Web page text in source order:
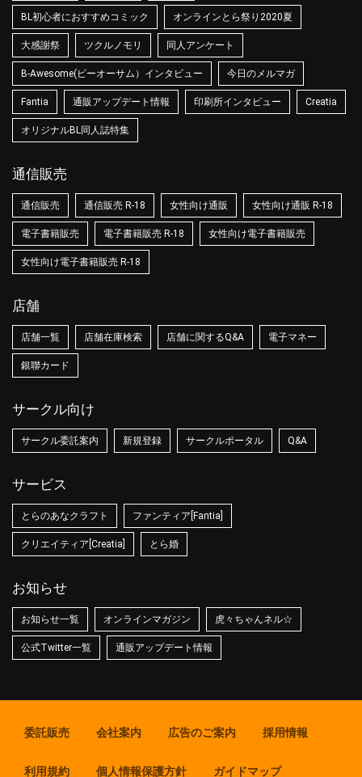
BL初心者におすすめコミック オンラインとら祭り2020夏
大感謝祭 ツクルノモリ 同人アンケート
B-Awesome(ビーオーサム）インタビュー 今日のメルマガ
Fantia 通販アップデート情報 印刷所インタビュー Creatia
オリジナルBL同人誌特集
通信販売
通信販売 通信販売 R-18 女性向け通販 女性向け通販 R-18
電子書籍販売 電子書籍販売 R-18 女性向け電子書籍販売
女性向け電子書籍販売 R-18
店舗
店舗一覧 店舗在庫検索 店舗に関するQ&A 電子マネー
銀聯カード
サークル向け
サークル委託案内 新規登録 サークルポータル Q&A
サービス
とらのあなクラフト ファンティア[Fantia]
クリエイティア[Creatia] とら婚
お知らせ
お知らせ一覧 オンラインマガジン 虎々ちゃんネル☆
公式Twitter一覧 通販アップデート情報
委託販売 会社案内 広告のご案内 採用情報
利用規約 個人情報保護方針 ガイドマップ